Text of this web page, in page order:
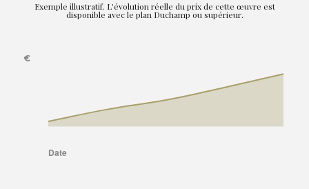
Exemple illustratif. L'évolution réelle du prix de cette œuvre est
disponible avec le plan Duchamp ou supérieur.